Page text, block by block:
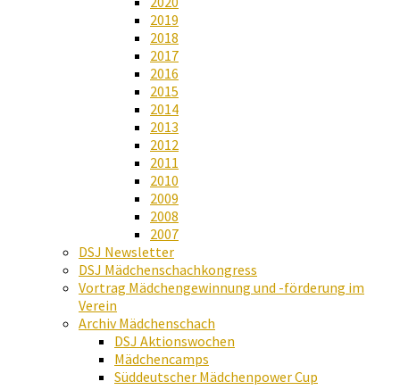
2019
2018
2017
2016
2015
2014
2013
2012
2011
2010
2009
2008
2007
DSJ Newsletter
DSJ Mädchenschachkongress
Vortrag Mädchengewinnung und -förderung im
Verein
Archiv Mädchenschach
DSJ Aktionswochen
Mädchencamps
Süddeutscher Mädchenpower Cup